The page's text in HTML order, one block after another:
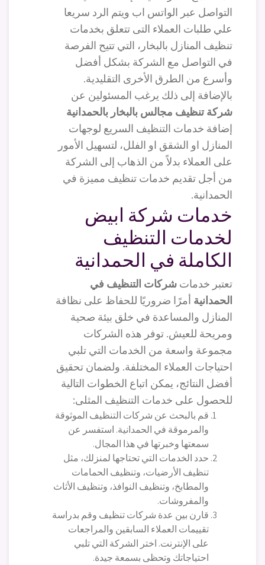
التواصل عبر الواتس اب ويتم الرد سريعا
علي طلبات العملاء التى تتعلق بخدمات
تنظيف المنازل بالبخار، التي تتيح الفرصة
في التواصل مع الشركة بشكل أفضل
وأسرع من الطرق الأخرى التقليدية.
بالإضافة إلى ذلك يرغب المسئولين عن
شركة تنظيف مجالس بالبخار بالحمدانية
إضافة خدمات التنظيف السريع لوجهات
المنازل او الشقق او الفلل، لتسهيل الأمور
على العملاء بدلاً من الذهاب إلى الشركة
من أجل تقديم خدمات تنظيف مميزة في
الحمدانية.
خدمات شركة ابيض
لخدمات التنظيف
الكاملة في الحمدانية
تعتبر خدمات شركات التنظيف في
الحمدانية أمرًا ضروريًا للحفاظ على نظافة
المنازل والمساعدة في خلق بيئة صحية
ومريحة للعيش. توفر هذه الشركات
مجموعة واسعة من الخدمات التي تلبي
احتياجات العملاء المختلفة. ولضمان تحقيق
أفضل النتائج، يمكن اتباع الخطوات التالية
للحصول على خدمات التنظيف المثلى:
قم بالبحث عن شركات التنظيف الموثوقة
والمرموقة في الحمدانية. استفسر عن
سمعتها وخبرتها في هذا المجال.
حدد الخدمات التي تحتاجها لمنزلك، مثل
تنظيف الأرضيات، وتنظيف الحمامات
والمطابخ، وتنظيف النوافذ، وتنظيف الأثاث
والمفروشات.
قارن بين عدة شركات تنظيف وقم بدراسة
تقييمات العملاء السابقين والمراجعات
على الإنترنت. اختر الشركة التي تلبي
احتياجاتك وتحظى بسمعة جيدة.